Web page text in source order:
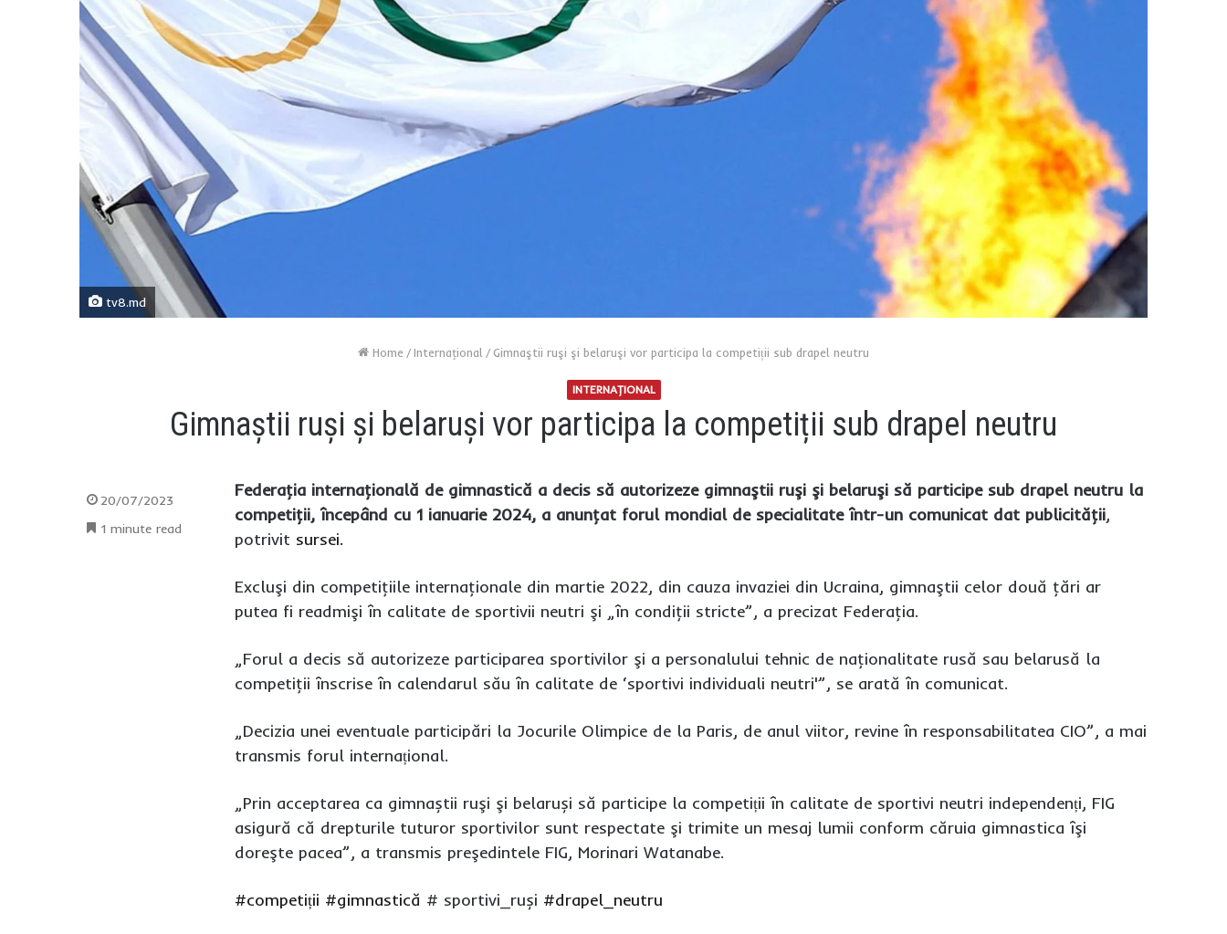
tv8.md
Home /Internaţional / Gimnaştii ruşi şi belaruşi vor participa la competiții sub drapel neutru
INTERNAŢIONAL
Gimnaştii ruşi şi belaruşi vor participa la competiții sub drapel neutru
Federaţia internaţională de gimnastică a decis să autorizeze gimnaştii ruşi şi belaruşi să participe sub drapel neutru la
competiţii, începând cu 1 ianuarie 2024, a anunţat forul mondial de specialitate într-un comunicat dat publicităţii,
potrivit sursei.
Excluşi din competiţiile internaţionale din martie 2022, din cauza invaziei din Ucraina, gimnaştii celor două ţări ar
putea fi readmişi în calitate de sportivii neutri şi „în condiţii stricte”, a precizat Federaţia.
„Forul a decis să autorizeze participarea sportivilor şi a personalului tehnic de naţionalitate rusă sau belarusă la
competiţii înscrise în calendarul său în calitate de ‘sportivi individuali neutri'”, se arată în comunicat.
„Decizia unei eventuale participări la Jocurile Olimpice de la Paris, de anul viitor, revine în responsabilitatea CIO”, a mai
transmis forul internațional.
„Prin acceptarea ca gimnaștii ruşi şi belaruși să participe la competiții în calitate de sportivi neutri independenți, FIG
asigură că drepturile tuturor sportivilor sunt respectate şi trimite un mesaj lumii conform căruia gimnastica îşi
doreşte pacea”, a transmis preşedintele FIG, Morinari Watanabe.
#competiții #gimnastică # sportivi_ruși #drapel_neutru
20/07/2023
1 minute read